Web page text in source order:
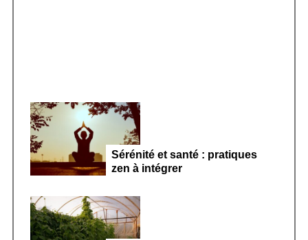
Sérénité et santé : pratiques
zen à intégrer